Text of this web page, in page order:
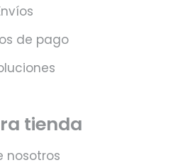
de pago
tienda
nosotros